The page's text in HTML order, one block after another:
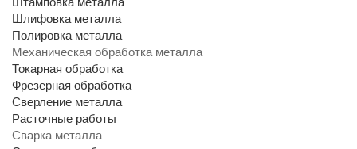
Шлифовка металла
Полировка металла
Механическая обработка металла
Токарная обработка
Фрезерная обработка
Сверление металла
Расточные работы
Сварка металла